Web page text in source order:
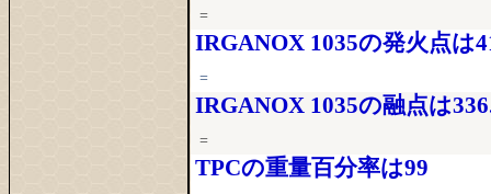
=
IRGANOX 1035の発火点は
=
IRGANOX 1035の融点は
=
TPCの重量百分率は99